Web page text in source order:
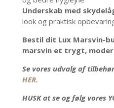
Underskab med
look og praktisk
Bestil dit Lux Marsvin-
marsvin et trygt,
Se vores udvalg af
HER.
HUSK at se og følg vores